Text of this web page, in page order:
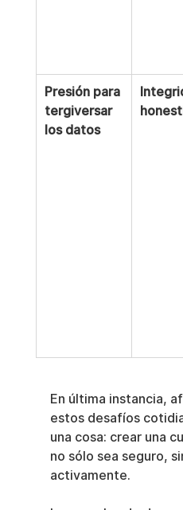
Presión para
tergiversar
los datos
En última instancia,
estos desafíos
una cosa: crear una
no sólo sea seguro,
activamente.